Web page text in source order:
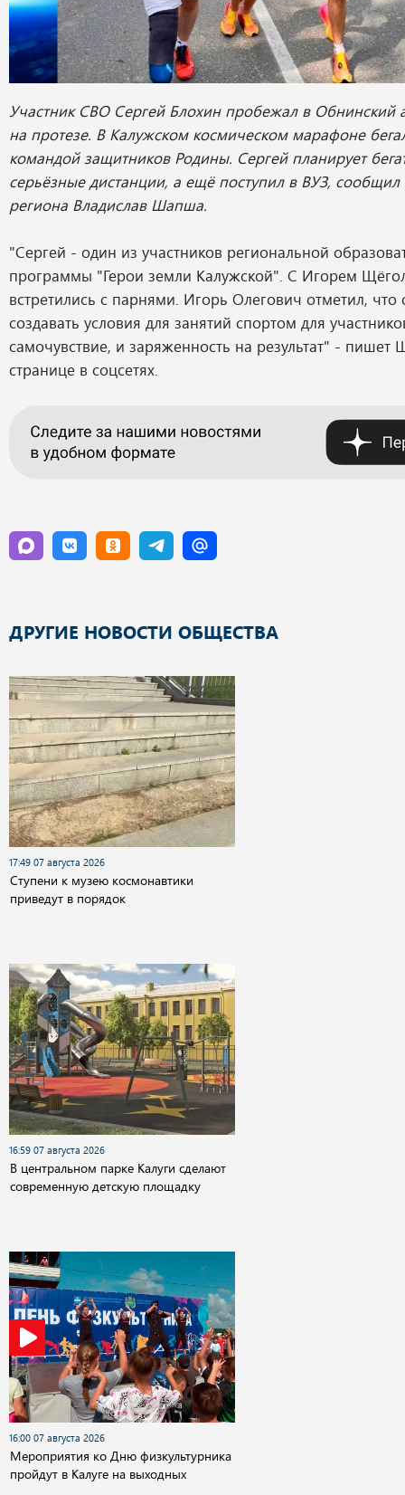
Участник СВО Сергей Блохин пробежал в
на протезе. В Калужском космическом марафоне
командой защитников Родины. Сергей планирует
серьёзные дистанции, а ещё поступил в ВУЗ, сообщил
региона Владислав Шапша.
"Сергей - один из участников региональной
программы "Герои земли Калужской". С Игорем
встретились с парнями. Игорь Олегович отметил,
создавать условия для занятий спортом для
самочувствие, и заряженность на результат" -
странице в соцсетях.
ДРУГИЕ НОВОСТИ ОБЩЕСТВА
17:49 07 августа 2026
Cтупени к музею космонавтики
приведут в порядок
16:59 07 августа 2026
В центральном парке Калуги сделают
современную детскую площадку
16:00 07 августа 2026
Мероприятия ко Дню физкультурника
пройдут в Калуге на выходных